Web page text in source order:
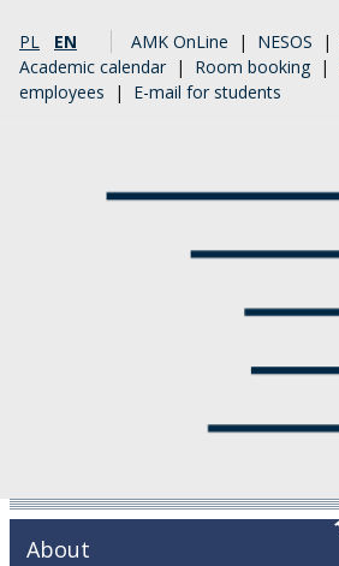
PL EN AMK OnLine | NESOS |
Academic calendar | Room booking |
employees | E-mail for students
About